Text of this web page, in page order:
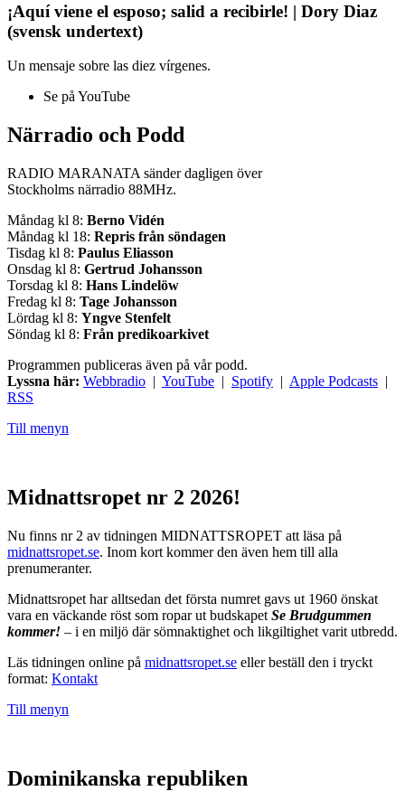
¡Aquí viene el esposo; salid a recibirle! | Dory Diaz
(svensk undertext)
Un mensaje sobre las diez vírgenes.
Se på YouTube
Närradio och Podd
RADIO MARANATA sänder dagligen över
Stockholms närradio 88MHz.
Måndag kl 8: Berno Vidén
Måndag kl 18: Repris från söndagen
Tisdag kl 8: Paulus Eliasson
Onsdag kl 8: Gertrud Johansson
Torsdag kl 8: Hans Lindelöw
Fredag kl 8: Tage Johansson
Lördag kl 8: Yngve Stenfelt
Söndag kl 8: Från predikoarkivet
Programmen publiceras även på vår podd.
Lyssna här: Webbradio | YouTube | Spotify | Apple Podcasts |
RSS
Till menyn
Midnattsropet nr 2 2026!
Nu finns nr 2 av tidningen MIDNATTSROPET att läsa på
midnattsropet.se. Inom kort kommer den även hem till alla
prenumeranter.
Midnattsropet har alltsedan det första numret gavs ut 1960 önskat
vara en väckande röst som ropar ut budskapet Se Brudgummen
kommer! – i en miljö där sömnaktighet och likgiltighet varit utbredd.
Läs tidningen online på midnattsropet.se eller beställ den i tryckt
format: Kontakt
Till menyn
Dominikanska republiken